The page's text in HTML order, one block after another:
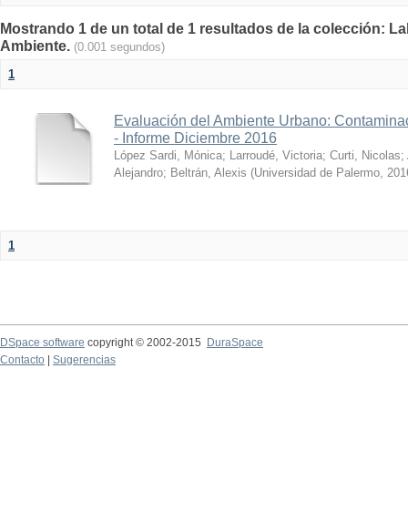
Mostrando 1 de un total de 1 resultados de la colección:
Ambiente. (0.001 segundos)
1
Evaluación del Ambiente Urbano:
- Informe Diciembre 2016
López Sardi, Mónica; Larroudé, Victoria; Curti, Nicolas;
Alejandro; Beltrán, Alexis (Universidad de Palermo,
1
DSpace software copyright © 2002-2015
DuraSpace
Contacto
Sugerencias